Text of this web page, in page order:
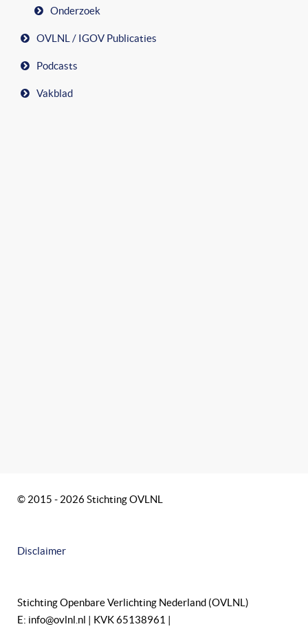
Onderzoek
OVLNL / IGOV Publicaties
Podcasts
Vakblad
© 2015 - 2026 Stichting OVLNL
Disclaimer
Stichting Openbare Verlichting Nederland (OVLNL)
E: info@ovlnl.nl | KVK 65138961 |